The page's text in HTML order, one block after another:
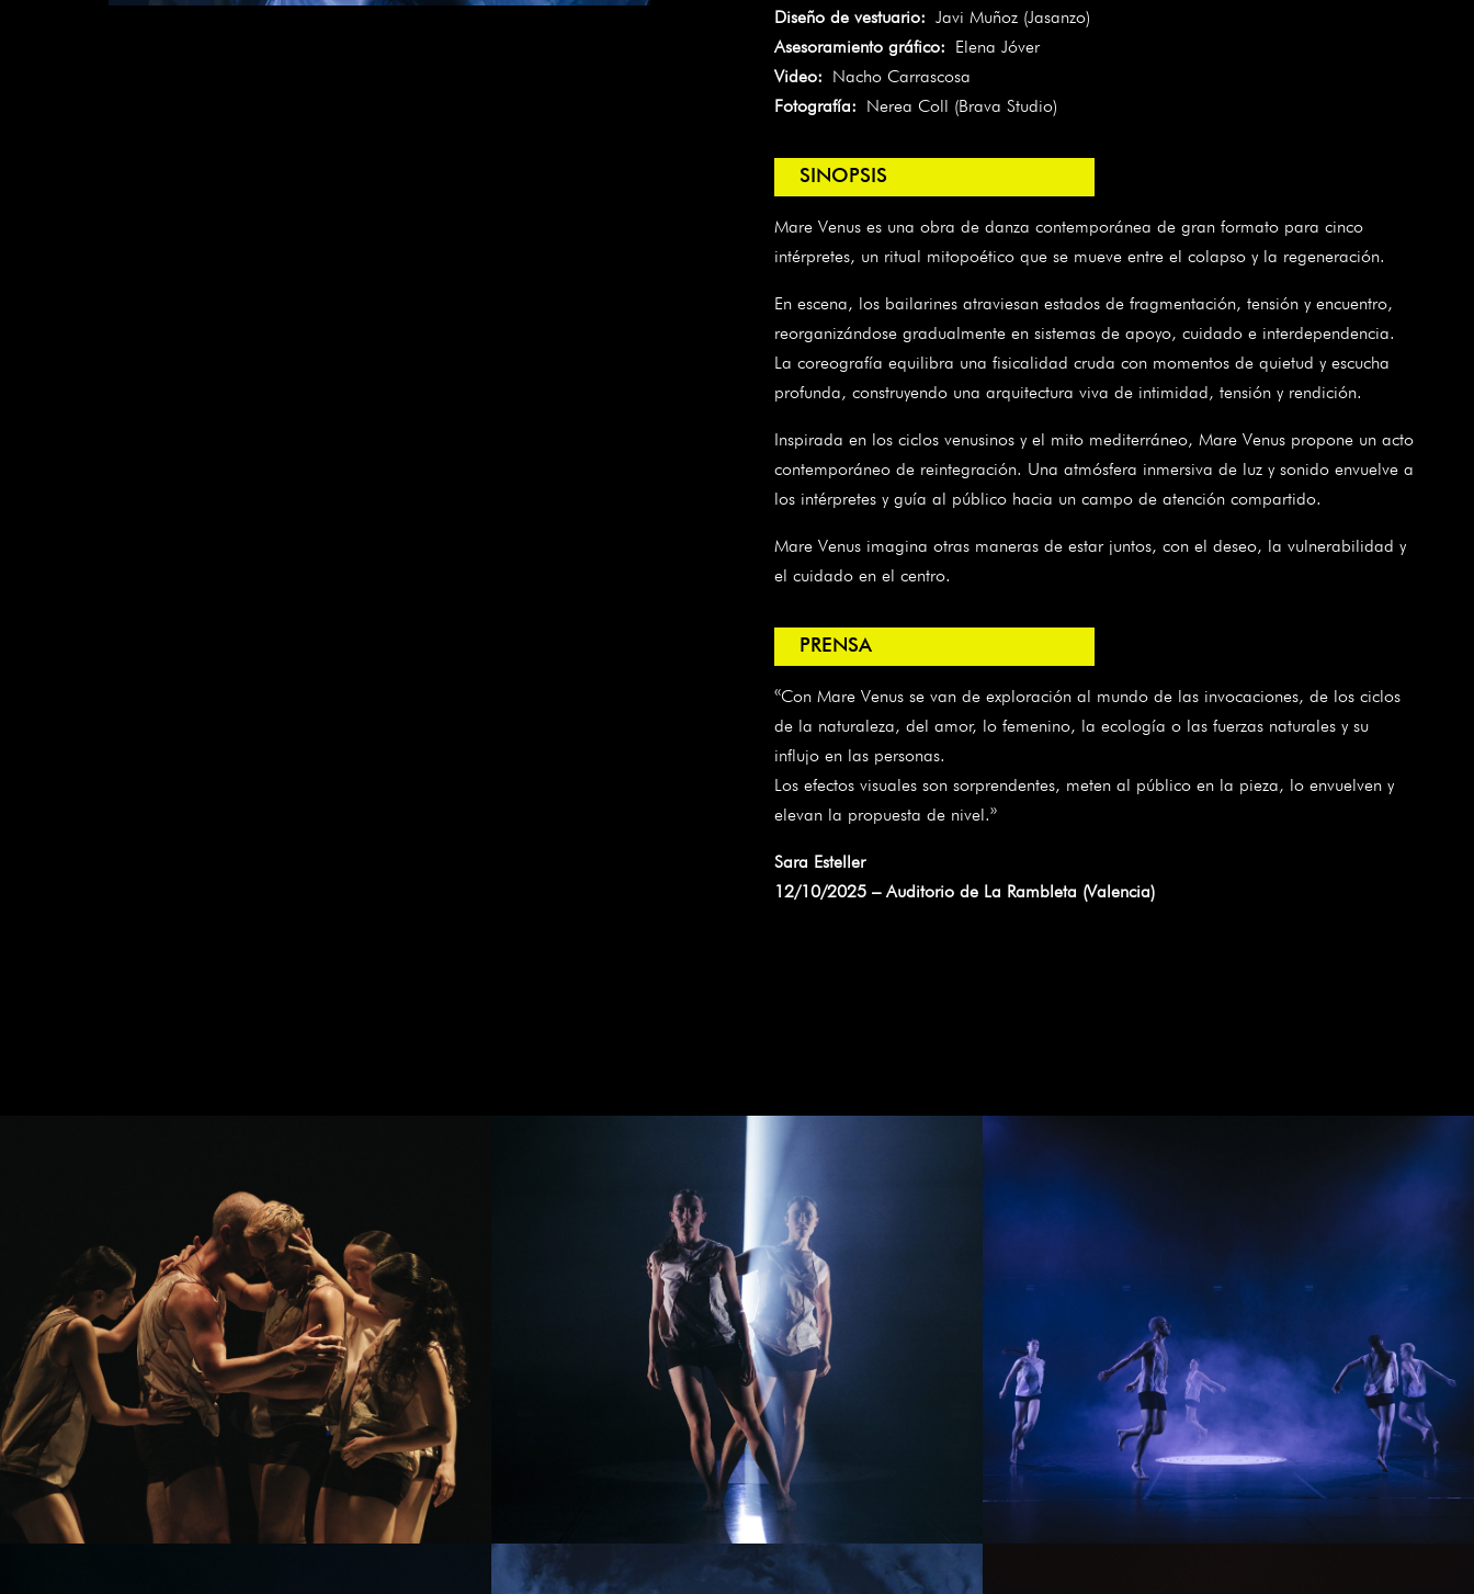
Diseño de vestuario: Javi Muñoz (Jasanzo)
Asesoramiento gráfico: Elena Jóver
Video: Nacho Carrascosa
Fotografía: Nerea Coll (Brava Studio)
SINOPSIS
Mare Venus es una obra de danza contemporánea de gran formato para cinco
intérpretes, un ritual mitopoético que se mueve entre el colapso y la regeneración.
En escena, los bailarines atraviesan estados de fragmentación, tensión y encuentro,
reorganizándose gradualmente en sistemas de apoyo, cuidado e interdependencia.
La coreografía equilibra una fisicalidad cruda con momentos de quietud y escucha
profunda, construyendo una arquitectura viva de intimidad, tensión y rendición.
Inspirada en los ciclos venusinos y el mito mediterráneo, Mare Venus propone un acto
contemporáneo de reintegración. Una atmósfera inmersiva de luz y sonido envuelve a
los intérpretes y guía al público hacia un campo de atención compartido.
Mare Venus imagina otras maneras de estar juntos, con el deseo, la vulnerabilidad y
el cuidado en el centro.
PRENSA
«Con Mare Venus se van de exploración al mundo de las invocaciones, de los ciclos
de la naturaleza, del amor, lo femenino, la ecología o las fuerzas naturales y su
influjo en las personas.
Los efectos visuales son sorprendentes, meten al público en la pieza, lo envuelven y
elevan la propuesta de nivel.»
Sara Esteller
12/10/2025 – Auditorio de La Rambleta (Valencia)